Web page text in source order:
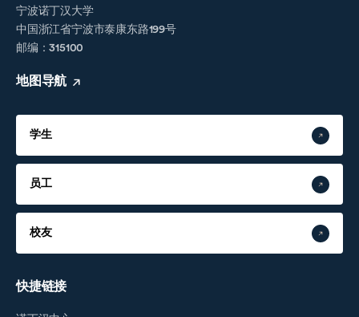
宁波诺丁汉大学
中国浙江省宁波市泰康东路199号
邮编：315100
地图导航
学生
员工
校友
快捷链接